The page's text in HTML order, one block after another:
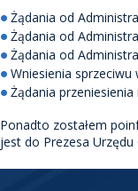
Żądania od
Żądania od
Żądania od
Wniesienia
Żądania
Ponadto zostałem
jest do Prezesa